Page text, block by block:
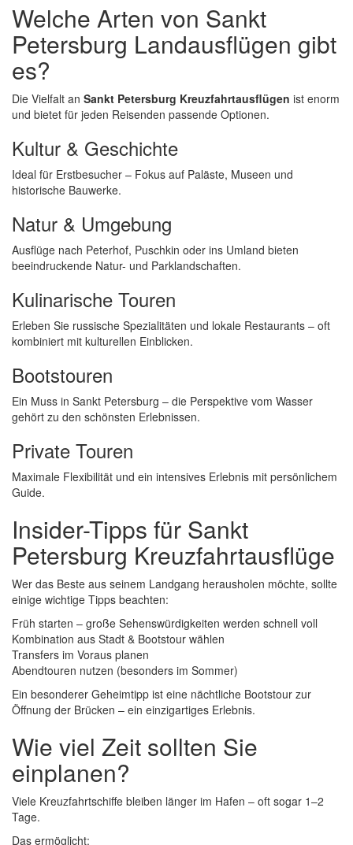
Welche Arten von Sankt
Petersburg Landausflügen gibt
es?
Die Vielfalt an Sankt Petersburg Kreuzfahrtausflügen ist enorm
und bietet für jeden Reisenden passende Optionen.
Kultur & Geschichte
Ideal für Erstbesucher – Fokus auf Paläste, Museen und
historische Bauwerke.
Natur & Umgebung
Ausflüge nach Peterhof, Puschkin oder ins Umland bieten
beeindruckende Natur- und Parklandschaften.
Kulinarische Touren
Erleben Sie russische Spezialitäten und lokale Restaurants – oft
kombiniert mit kulturellen Einblicken.
Bootstouren
Ein Muss in Sankt Petersburg – die Perspektive vom Wasser
gehört zu den schönsten Erlebnissen.
Private Touren
Maximale Flexibilität und ein intensives Erlebnis mit persönlichem
Guide.
Insider-Tipps für Sankt
Petersburg Kreuzfahrtausflüge
Wer das Beste aus seinem Landgang herausholen möchte, sollte
einige wichtige Tipps beachten:
Früh starten – große Sehenswürdigkeiten werden schnell voll
Kombination aus Stadt & Bootstour wählen
Transfers im Voraus planen
Abendtouren nutzen (besonders im Sommer)
Ein besonderer Geheimtipp ist eine nächtliche Bootstour zur
Öffnung der Brücken – ein einzigartiges Erlebnis.
Wie viel Zeit sollten Sie
einplanen?
Viele Kreuzfahrtschiffe bleiben länger im Hafen – oft sogar 1–2
Tage.
Das ermöglicht: